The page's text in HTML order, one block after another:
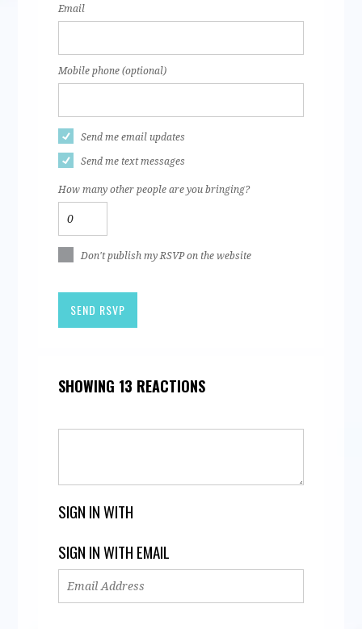
Email
Mobile phone (optional)
Send me email updates
Send me text messages
How many other people are you bringing?
Don't publish my RSVP on the website
SHOWING 13 REACTIONS
SIGN IN WITH
SIGN IN WITH EMAIL